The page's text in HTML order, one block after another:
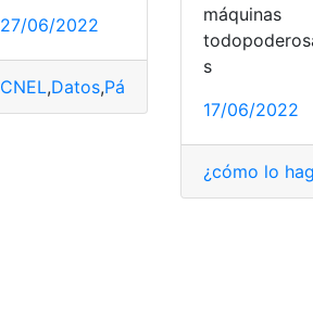
27/06/2022
CNEL,Datos,Página web
máquinas
s
17/06/2022
¿cómo lo